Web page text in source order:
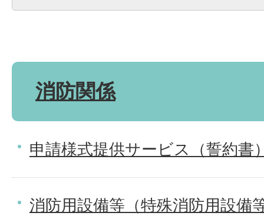
消防関係
申請様式提供サービス（誓約書
消防用設備等（特殊消防用設備